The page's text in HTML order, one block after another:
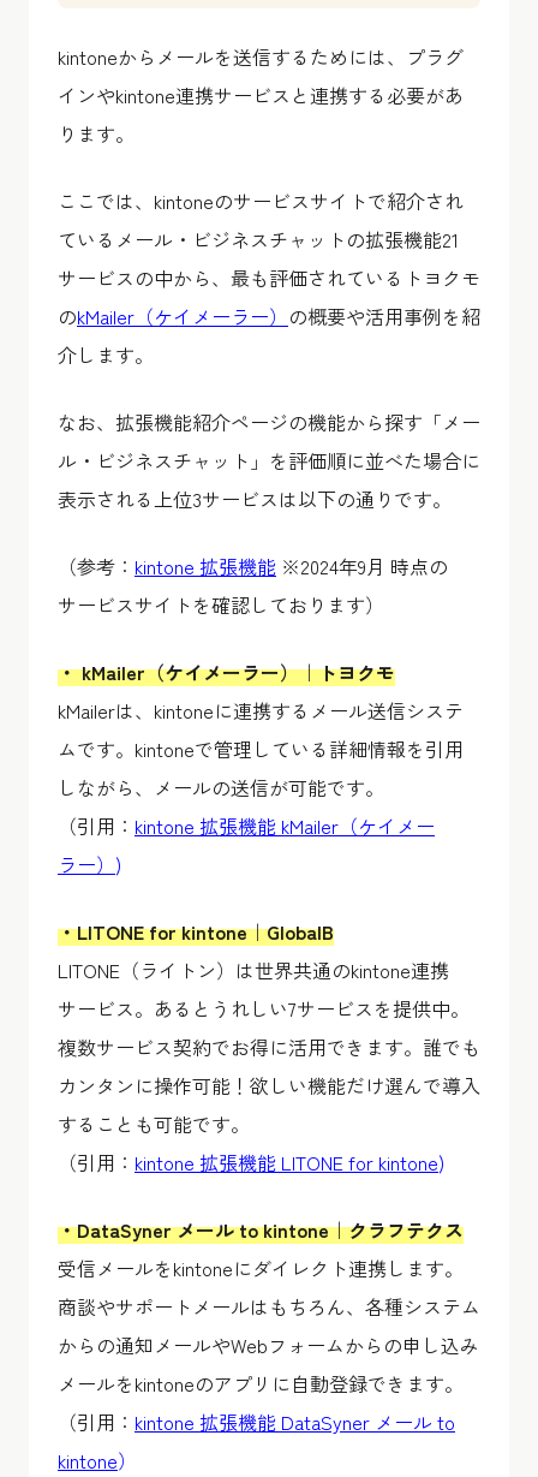
kintoneからメールを送信するためには、プラグ
インやkintone連携サービスと連携する必要があ
ります。
ここでは、kintoneのサービスサイトで紹介され
ているメール・ビジネスチャットの拡張機能21
サービスの中から、最も評価されているトヨクモ
のkMailer（ケイメーラー） の概要や活用事例を紹
介します。
なお、拡張機能紹介ページの機能から探す「メー
ル・ビジネスチャット」を評価順に並べた場合に
表示される上位3サービスは以下の通りです。
（参考： kintone 拡張機能 ※2024年9月 時点の
サービスサイトを確認しております）
・ kMailer（ケイメーラー）｜トヨクモ
kMailerは、kintoneに連携するメール送信システ
ムです。kintoneで管理している詳細情報を引用
しながら、メールの送信が可能です。
（引用： kintone 拡張機能 kMailer（ケイメー
ラー） )
・LITONE for kintone｜GlobalB
LITONE（ライトン）は世界共通のkintone連携
サービス。あるとうれしい7サービスを提供中。
複数サービス契約でお得に活用できます。誰でも
カンタンに操作可能！欲しい機能だけ選んで導入
することも可能です。
（引用： kintone 拡張機能 LITONE for kintone)
・DataSyner メール to kintone｜クラフテクス
受信メールをkintoneにダイレクト連携します。
商談やサポートメールはもちろん、各種システム
からの通知メールやWebフォームからの申し込み
メールをkintoneのアプリに自動登録できます。
（引用： kintone 拡張機能 DataSyner メール to
kintone）